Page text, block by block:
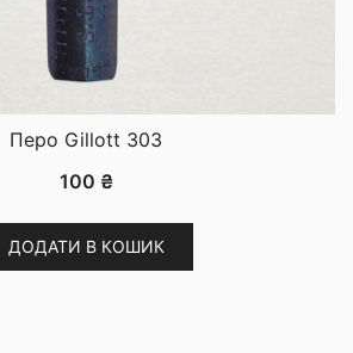
Перо Gillott 303
100 ₴
ДОДАТИ В КОШИК